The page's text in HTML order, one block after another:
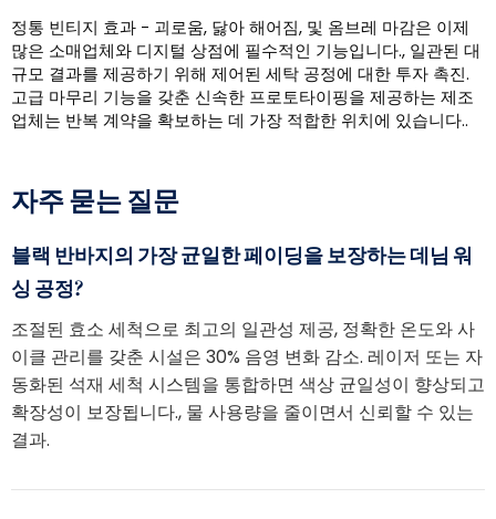
정통 빈티지 효과 - 괴로움, 닳아 해어짐, 및 옴브레 마감은 이제
많은 소매업체와 디지털 상점에 필수적인 기능입니다., 일관된 대
규모 결과를 제공하기 위해 제어된 세탁 공정에 대한 투자 촉진.
고급 마무리 기능을 갖춘 신속한 프로토타이핑을 제공하는 제조
업체는 반복 계약을 확보하는 데 가장 적합한 위치에 있습니다..
자주 묻는 질문
블랙 반바지의 가장 균일한 페이딩을 보장하는 데님 워
싱 공정?
조절된 효소 세척으로 최고의 일관성 제공, 정확한 온도와 사
이클 관리를 갖춘 시설은 30% 음영 변화 감소. 레이저 또는 자
동화된 석재 세척 시스템을 통합하면 색상 균일성이 향상되고
확장성이 보장됩니다., 물 사용량을 줄이면서 신뢰할 수 있는
결과.